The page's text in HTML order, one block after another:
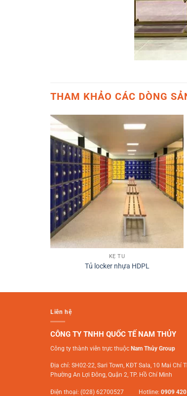
THAM KHẢO CÁC DÒNG
KỆ TỦ
Tủ locker nhựa HDPL
Liên hệ
CÔNG TY TNHH QUỐC TẾ NAM THỦY
Công ty thành viên trực thuộc Nam Thủy Group
Địa chỉ: SH02-22, Sari Town, KĐT Sala, 10 Mai Chí
Phường An Lợi Đông, Quận 2, TP. Hồ Chí Minh
Điện thoại: (028) 62700527 Hotline: 0909